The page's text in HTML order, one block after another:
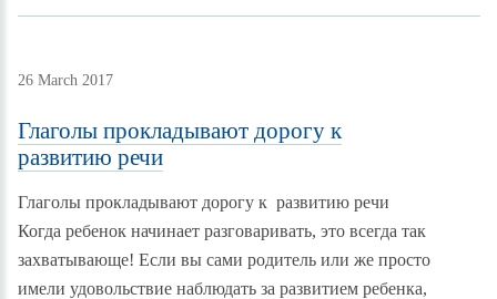
26 March 2017
Глаголы прокладывают дорогу к
развитию речи
Глаголы прокладывают дорогу к развитию речи
Когда ребенок начинает разговаривать, это всегда так
захватывающе! Если вы сами родитель или же просто
имели удовольствие наблюдать за развитием ребенка,